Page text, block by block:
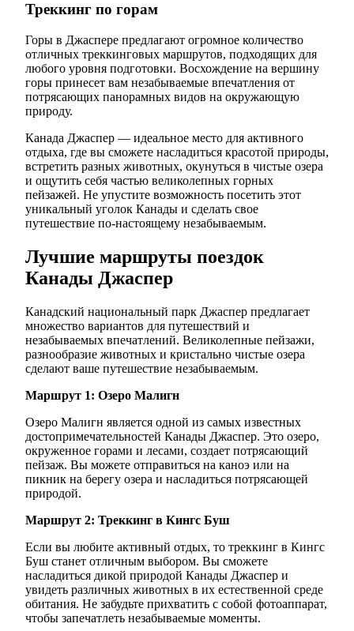
Треккинг по горам
Горы в Джаспере предлагают огромное количество
отличных треккинговых маршрутов, подходящих для
любого уровня подготовки. Восхождение на вершину
горы принесет вам незабываемые впечатления от
потрясающих панорамных видов на окружающую
природу.
Канада Джаспер — идеальное место для активного
отдыха, где вы сможете насладиться красотой природы,
встретить разных животных, окунуться в чистые озера
и ощутить себя частью великолепных горных
пейзажей. Не упустите возможность посетить этот
уникальный уголок Канады и сделать свое
путешествие по-настоящему незабываемым.
Лучшие маршруты поездок
Канады Джаспер
Канадский национальный парк Джаспер предлагает
множество вариантов для путешествий и
незабываемых впечатлений. Великолепные пейзажи,
разнообразие животных и кристально чистые озера
сделают ваше путешествие незабываемым.
Маршрут 1: Озеро Малигн
Озеро Малигн является одной из самых известных
достопримечательностей Канады Джаспер. Это озеро,
окруженное горами и лесами, создает потрясающий
пейзаж. Вы можете отправиться на каноэ или на
пикник на берегу озера и насладиться потрясающей
природой.
Маршрут 2: Треккинг в Кингс Буш
Если вы любите активный отдых, то треккинг в Кингс
Буш станет отличным выбором. Вы сможете
насладиться дикой природой Канады Джаспер и
увидеть различных животных в их естественной среде
обитания. Не забудьте прихватить с собой фотоаппарат,
чтобы запечатлеть незабываемые моменты.